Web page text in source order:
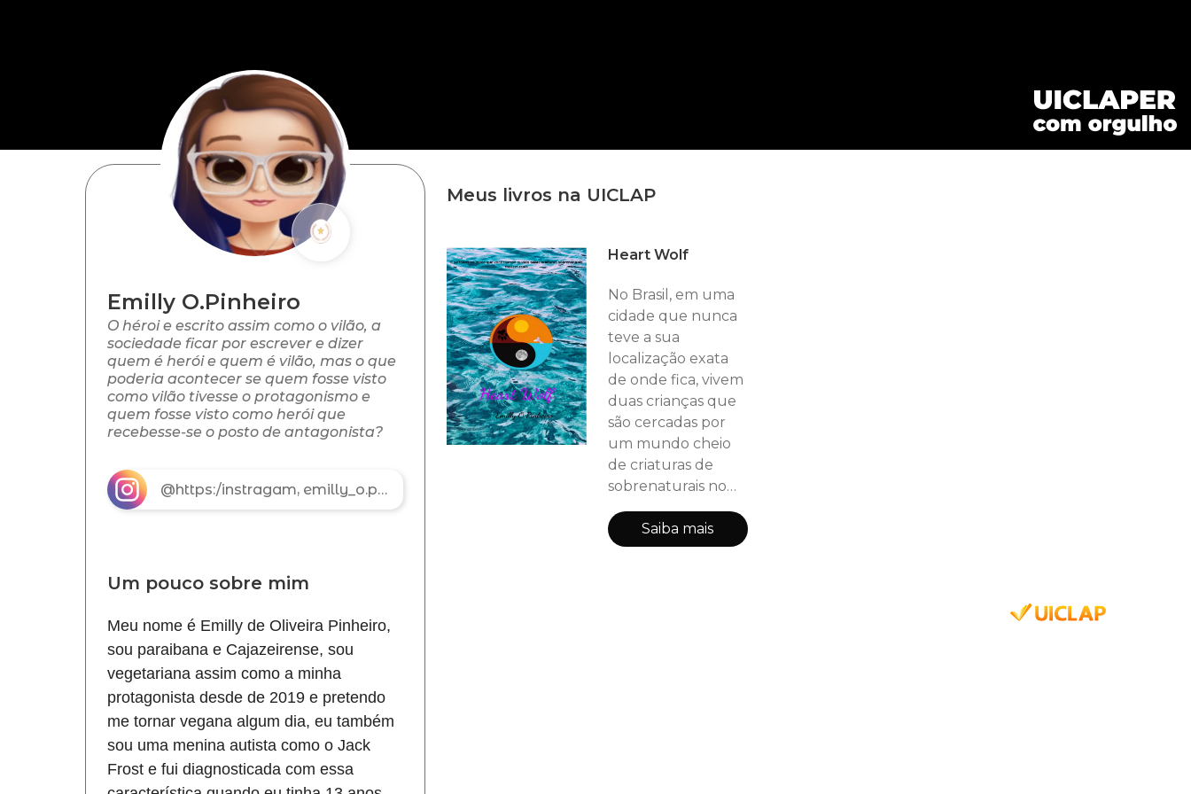
Emilly O.Pinheiro
O héroi e escrito assim como o vilão, a
sociedade ficar por escrever e dizer
quem é herói e quem é vilão, mas o que
poderia acontecer se quem fosse visto
como vilão tivesse o protagonismo e
quem fosse visto como herói que
recebesse-se o posto de antagonista?
@https:/instragam, emilly_o.pinheiro.com.br
Um pouco sobre mim
Meu nome é Emilly de Oliveira Pinheiro,
sou paraibana e Cajazeirense, sou
vegetariana assim como a minha
protagonista desde de 2019 e pretendo
me tornar vegana algum dia, eu também
sou uma menina autista como o Jack
Frost e fui diagnosticada com essa
Meus livros na UICLAP
Heart Wolf
No Brasil, em uma
cidade que nunca
teve a sua
localização exata
de onde fica, vivem
duas crianças que
são cercadas por
um mundo cheio
de criaturas de
sobrenaturais no
qual elas também
tão dentro deste
mundo, elas
Saiba mais